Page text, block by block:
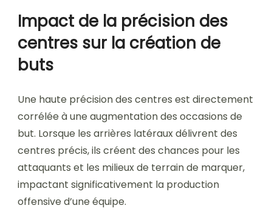
Impact de la précision des
centres sur la création de
buts
Une haute précision des centres est directement
corrélée à une augmentation des occasions de
but. Lorsque les arrières latéraux délivrent des
centres précis, ils créent des chances pour les
attaquants et les milieux de terrain de marquer,
impactant significativement la production
offensive d’une équipe.